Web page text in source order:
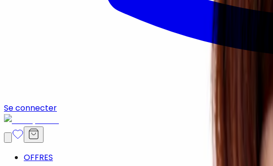
Se connecter
OFFRES